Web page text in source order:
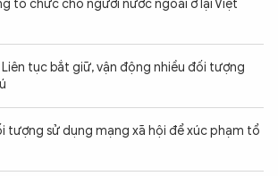
tổ chức cho người nước ngoài ở lại Việt
Liên tục bắt giữ, vận động nhiều đối tượng
tượng sử dụng mạng xã hội để xúc phạm tổ